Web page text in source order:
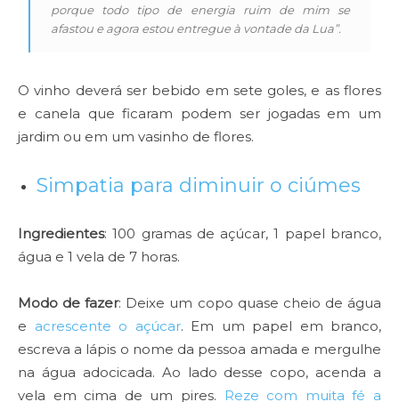
porque todo tipo de energia ruim de mim se
afastou e agora estou entregue à vontade da Lua”.
O vinho deverá ser bebido em sete goles, e as flores
e canela que ficaram podem ser jogadas em um
jardim ou em um vasinho de flores.
Simpatia para diminuir o ciúmes
Ingredientes: 100 gramas de açúcar, 1 papel branco,
água e 1 vela de 7 horas.
Modo de fazer: Deixe um copo quase cheio de água
e acrescente o açúcar. Em um papel em branco,
escreva a lápis o nome da pessoa amada e mergulhe
na água adocicada. Ao lado desse copo, acenda a
vela em cima de um pires.
Reze com muita fé a